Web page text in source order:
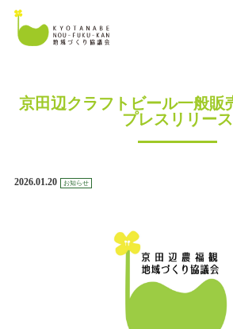
京田辺クラフトビール一般
プレスリリース
2026.01.20 お知らせ